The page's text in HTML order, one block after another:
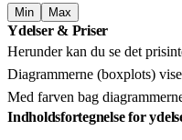
Min Max
+
−
Ydelser & Priser
Herunder kan du se det
Diagrammerne (boxplots)
Med farven bag
Indholdsfortegnelse for